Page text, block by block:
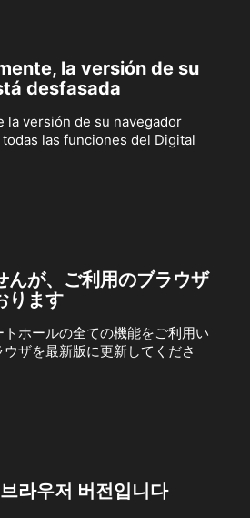
la versión de su
desfasada
la versión de su navegador
las funciones del Digital
んが、ご利用のブラウザ
ります
ホールの全ての機能をご利用い
ザを最新版に更新してくださ
라우저 버전입니다